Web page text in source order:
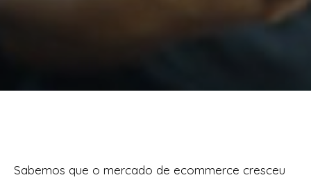
Sabemos que o mercado de ecommerce cresceu